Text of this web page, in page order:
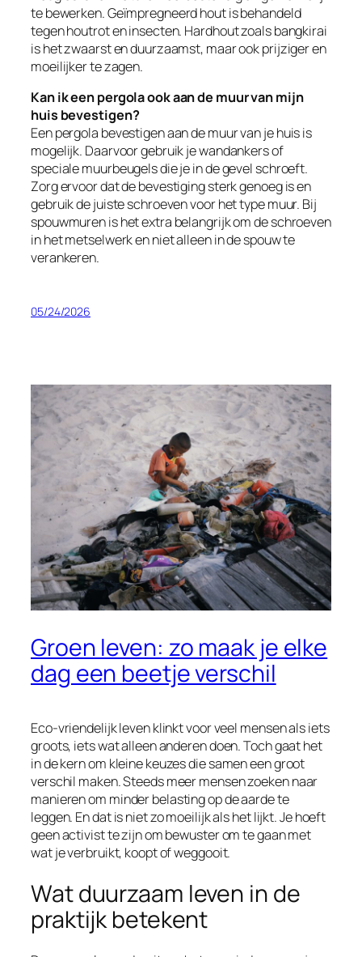
te bewerken. Geïmpregneerd hout is behandeld
tegen houtrot en insecten. Hardhout zoals bangkirai
is het zwaarst en duurzaamst, maar ook prijziger en
moeilijker te zagen.
Kan ik een pergola ook aan de muur van mijn
huis bevestigen?
Een pergola bevestigen aan de muur van je huis is
mogelijk. Daarvoor gebruik je wandankers of
speciale muurbeugels die je in de gevel schroeft.
Zorg ervoor dat de bevestiging sterk genoeg is en
gebruik de juiste schroeven voor het type muur. Bij
spouwmuren is het extra belangrijk om de schroeven
in het metselwerk en niet alleen in de spouw te
verankeren.
05/24/2026
Groen leven: zo maak je elke
dag een beetje verschil
Eco-vriendelijk leven klinkt voor veel mensen als iets
groots, iets wat alleen anderen doen. Toch gaat het
in de kern om kleine keuzes die samen een groot
verschil maken. Steeds meer mensen zoeken naar
manieren om minder belasting op de aarde te
leggen. En dat is niet zo moeilijk als het lijkt. Je hoeft
geen activist te zijn om bewuster om te gaan met
wat je verbruikt, koopt of weggooit.
Wat duurzaam leven in de
praktijk betekent